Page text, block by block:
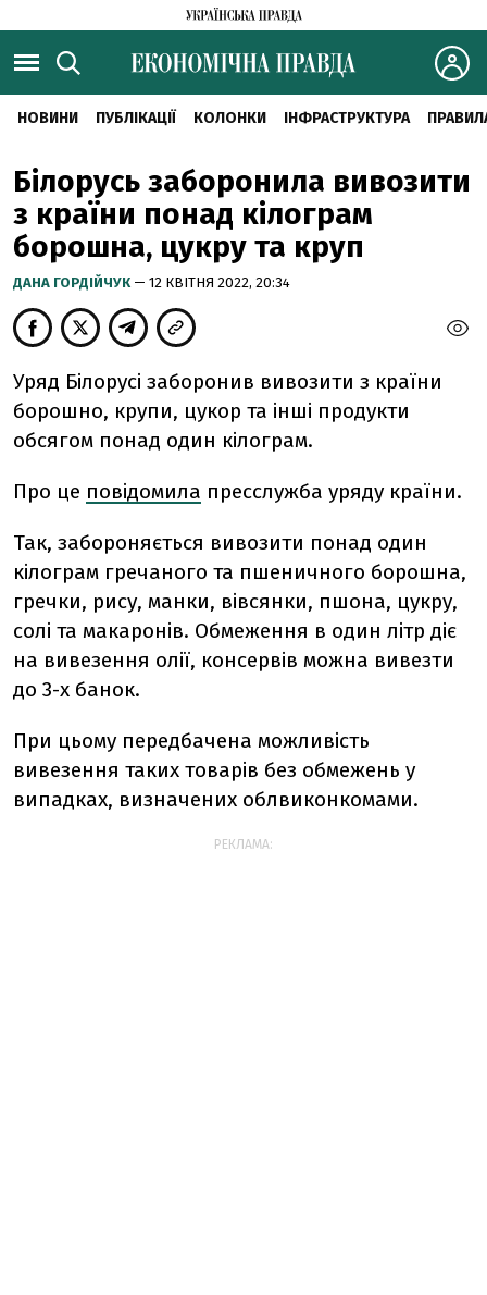
НОВИНИ ПУБЛІКАЦІЇ КОЛОНКИ ІНФРАСТРУКТУРА
Білорусь заборонила вивозити
з країни понад кілограм
борошна, цукру та круп
ДАНА ГОРДІЙЧУК — 12 КВІТНЯ 2022, 20:34
Уряд Білорусі заборонив вивозити з країни
борошно, крупи, цукор та інші продукти
обсягом понад один кілограм.
Про це повідомила пресслужба уряду країни.
Так, забороняється вивозити понад один
кілограм гречаного та пшеничного борошна,
гречки, рису, манки, вівсянки, пшона, цукру,
солі та макаронів. Обмеження в один літр діє
на вивезення олії, консервів можна вивезти
до 3-х банок.
При цьому передбачена можливість
вивезення таких товарів без обмежень у
випадках, визначених облвиконкомами.
РЕКЛАМА: